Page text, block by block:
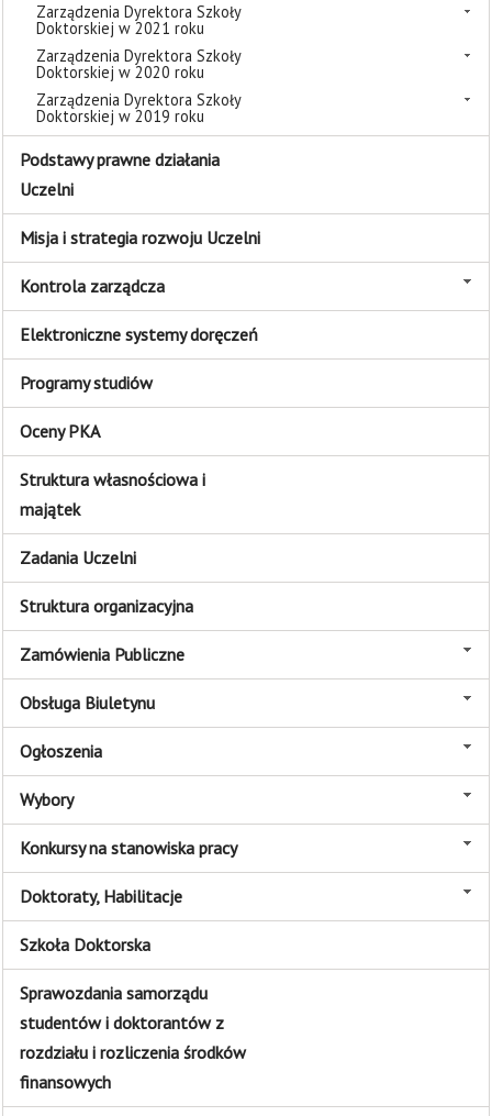
Zarządzenia Dyrektora Szkoły
Doktorskiej w 2021 roku
Zarządzenia Dyrektora Szkoły
Doktorskiej w 2020 roku
Zarządzenia Dyrektora Szkoły
Doktorskiej w 2019 roku
Podstawy prawne działania
Uczelni
Misja i strategia rozwoju Uczelni
Kontrola zarządcza
Elektroniczne systemy doręczeń
Programy studiów
Oceny PKA
Struktura własnościowa i
majątek
Zadania Uczelni
Struktura organizacyjna
Zamówienia Publiczne
Obsługa Biuletynu
Ogłoszenia
Wybory
Konkursy na stanowiska pracy
Doktoraty, Habilitacje
Szkoła Doktorska
Sprawozdania samorządu
studentów i doktorantów z
rozdziału i rozliczenia środków
finansowych